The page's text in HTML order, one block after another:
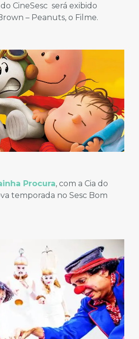
do CineSesc será exibido
– Peanuts, o Filme.
Procura, com a Cia do
temporada no Sesc Bom